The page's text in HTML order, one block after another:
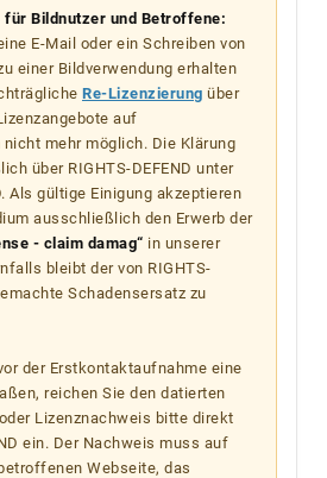
für Bildnutzer und Betroffene:
E-Mail oder ein Schreiben von
einer Bildverwendung erhalten
Re-Lizenzierung über
auf
mehr möglich. Die Klärung
über RIGHTS-DEFEND unter
Als gültige Einigung akzeptieren
ausschließlich den Erwerb der
- claim damag“ in unserer
bleibt der von RIGHTS-
Schadensersatz zu
der Erstkontaktaufnahme eine
reichen Sie den datierten
Lizenznachweis bitte direkt
ein. Der Nachweis muss auf
Webseite, das